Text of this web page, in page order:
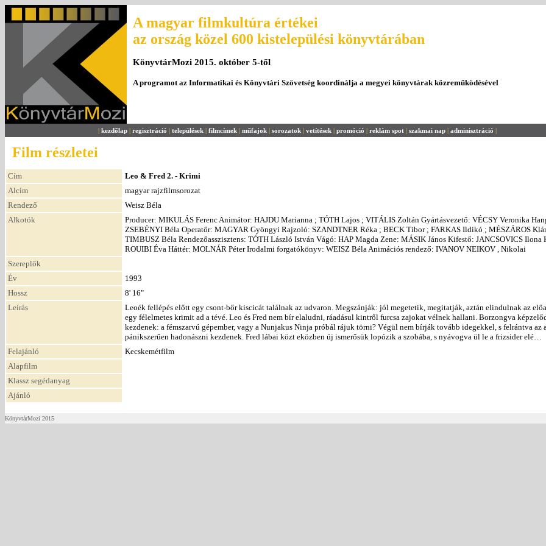
A magyar filmkultúra értékei
az ország közel 600 kistelepülési könyvtárában
KönyvtárMozi 2015. október 5-től
A programot az Informatikai és Könyvtári Szövetség koordinálja a megyei könyvtárak közreműködésével
| kezdőlap | regisztráció | települések | filmcímek | műfajok | sorozatok | vetítések | promóció | reklám spot | szakmai nap | adminisztráció |
Film részletei
Cím
Leo & Fred 2. - Krimi
Alcím
magyar rajzfilmsorozat
Rendező
Weisz Béla
Alkotók
Producer: MIKULÁS Ferenc Animátor: HAJDU Marianna ; TÓTH Lajos ; VITÁLIS Zoltán Gyártásvezető: VÉCSY Veronika
ZSEBÉNYI Béla Operatőr: MAGYAR Gyöngyi Rajzoló: SZANDTNER Réka ; BECK Tibor ; FARKAS Ildikó ; MÉSZÁROS
TIMBUSZ Béla Rendezőasszisztens: TÓTH László István Vágó: HAP Magda Zene: MÁSIK János Kifestő: JANCSOVICS Ilona
ROUIBI Éva Háttér: MOLNÁR Péter Irodalmi forgatókönyv: WEISZ Béla Animációs rendező: IVANOV NEIKOV , Nikolai
Szereplők
Év
1993
Hossz
8' 16"
Leírás
Leoék fellépés előtt egy csont-bőr kiscicát találnak az udvaron. Megszánják: jól megetetik, megitatják, aztán elindulnak az
egy félelmetes krimit ad a tévé. Leo és Fred nem bír elaludni, ráadásul kintről furcsa zajokat vélnek hallani. Borzongva
kezdenek: a fémszarvú gépember, vagy a Nunjakus Ninja próbál rájuk törni? Végül nem bírják tovább idegekkel, s felrántva az
pánikszerűen hadonászni kezdenek. Fred lábai közt eközben új ismerősük lopózik a szobába, s nyávogva ül le a frizsider elé…
Felajánló
Kecskemétfilm
Alapfilm
Klassz segédanyag
Ajánló
KönyvtárMozi 2015